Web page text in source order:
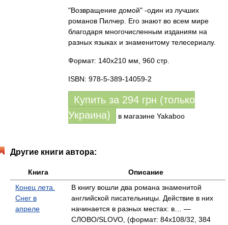
"Возвращение домой" -один из лучших
романов Пилчер. Его знают во всем мире
благодаря многочисленным изданиям на
разных языках и знаменитому телесериалу.
Формат: 140х210 мм, 960 стр.
ISBN: 978-5-389-14059-2
Купить за 294 грн (только
Украина)
в магазине Yakaboo
Другие книги автора:
Книга
Описание
Конец лета.
Снег в
апреле
В книгу вошли два романа знаменитой
английской писательницы. Действие в них
начинается в разных местах: в… —
СЛОВО/SLOVO, (формат: 84x108/32, 384